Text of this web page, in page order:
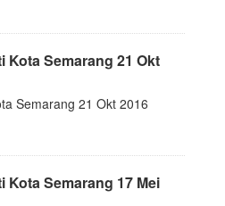
Kota Semarang 21 Okt
Semarang 21 Okt 2016
Kota Semarang 17 Mei